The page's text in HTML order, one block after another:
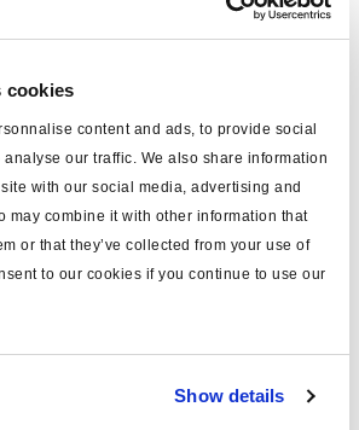
cookies
content and ads, to provide social
our traffic. We also share information
with our social media, advertising and
may combine it with other information that
or that they’ve collected from your use of
to our cookies if you continue to use our
Show details
técnicas
cable extensión de sensor
15